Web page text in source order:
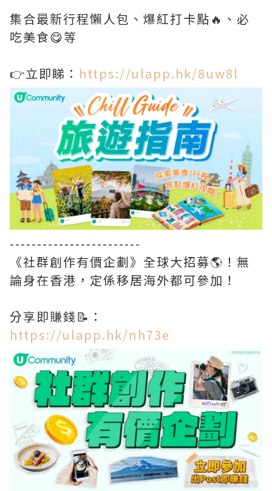
集合最新行程懶人包、爆紅打卡點🔥、必
吃美食😋等
👉立即睇： https://ulapp.hk/8uw8l
------------------------
《社群創作有價企劃》全球大招募🌎！無
論身在香港，定係移居海外都可參加！
分享即賺錢📝：
https://ulapp.hk/nh73e